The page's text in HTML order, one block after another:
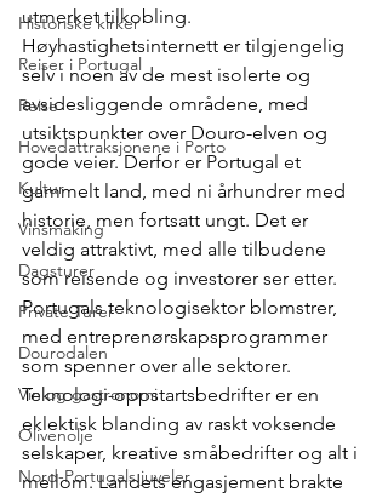
Historiske kirker
Reiser i Portugal
Reise
Hovedattraksjonene i Porto
Kultur
Vinsmaking
Dagsturer
Private Turer
Dourodalen
Vin og gastronomi
Olivenolje
Nord-Portugals juveler
utmerket tilkobling.
Høyhastighetsinternett er tilgjengelig
selv i noen av de mest isolerte og
avsidesliggende områdene, med
utsiktspunkter over Douro-elven og
gode veier. Derfor er Portugal et
gammelt land, med ni århundrer med
historie, men fortsatt ungt. Det er
veldig attraktivt, med alle tilbudene
som reisende og investorer ser etter.
Portugals teknologisektor blomstrer,
med entreprenørskapsprogrammer
som spenner over alle sektorer.
Teknologi-oppstartsbedrifter er en
eklektisk blanding av raskt voksende
selskaper, kreative småbedrifter og alt i
mellom. Landets engasjement brakte